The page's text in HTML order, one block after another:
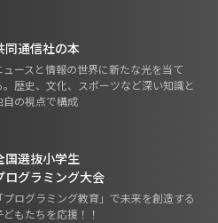
同通信社の本
ュースと情報の世界に新たな光を当て
。歴史、文化、スポーツなど深い知識と
自の視点で構成
国選抜小学生
ログラミング大会
「プログラミング教育」で未来を創造する
どもたちを応援！！